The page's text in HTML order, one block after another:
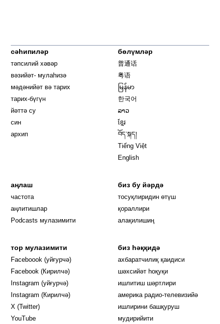
сәһипиләр
тәпсилий хәвәр
вәзийәт- мулаһизә
мәдәнийәт вә тарих
тарих-бүгүн
йәттә су
син
архип
бөлүмләр
普通话
粤语
မြန်မာ
한국어
ລາວ
ខ្មែរ
བོད་སྐད།
Tiếng Việt
English
аңлаш
частота
аңлитишлар
Podcasts мулазимити
биз бу йәрдә
тосуқлиридин өтүш
қораллири
алақилишиң
тор мулазимити
Faceboook (уйғурчә) Opens in new window
Facebook (Кирилчә) Opens in new window
Instagram (уйғурчә) Opens in new window
Instagram (Кирилчә) Opens in new window
X (Twitter)
YouTube
биз һәққидә
ахбаратчилиқ қаидиси
шәхсийәт һоқуқи
ишлитиш шәртлири
америка радио-телевизийә
ишлирини башқуруш
мудирийити